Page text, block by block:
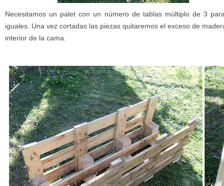
Necesitamos un palet con un número de tablas múltiplo de 3
iguales. Una vez cortadas las piezas quitaremos el exceso de
interior de la cama.